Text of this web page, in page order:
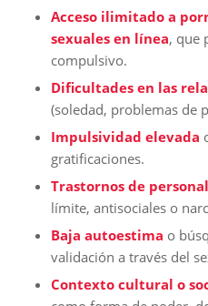
Acceso ilimitado a
sexuales en línea, que
compulsivo.
Dificultades en las
(soledad, problemas de
Impulsividad elevada
gratificaciones.
Trastornos de
límite, antisociales o
Baja autoestima o
validación a través del
Contexto cultural o